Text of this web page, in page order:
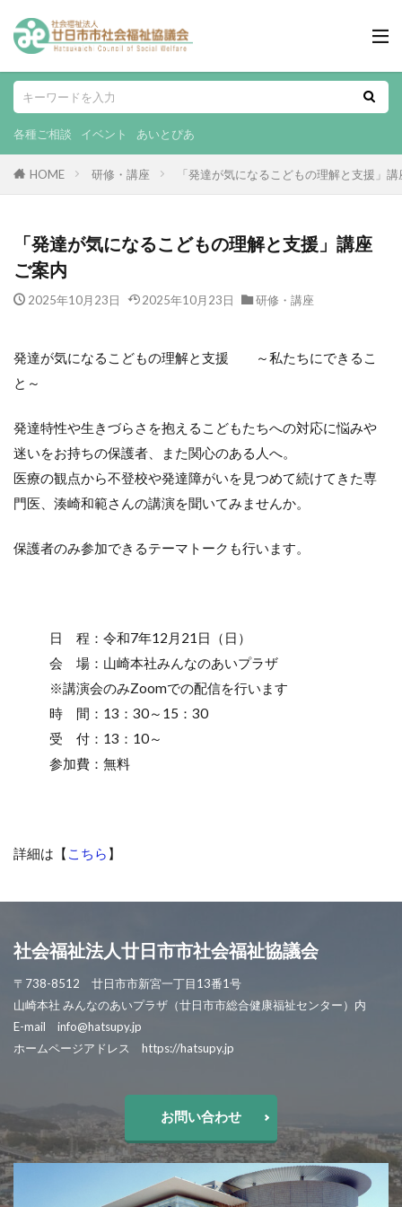
各種ご相談 イベント あいとぴあ
HOME 研修・講座 「発達が気になるこどもの理解と支援」
「発達が気になるこどもの理解と支援」講座
ご案内
2025年10月23日 2025年10月23日 研修・講座
発達が気になるこどもの理解と支援 ～私たちにできるこ
と～
発達特性や生きづらさを抱えるこどもたちへの対応に悩みや
迷いをお持ちの保護者、また関心のある人へ。
医療の観点から不登校や発達障がいを見つめて続けてきた専
門医、湊崎和範さんの講演を聞いてみませんか。
保護者のみ参加できるテーマトークも行います。
日 程：令和7年12月21日（日）
会 場：山崎本社みんなのあいプラザ
※講演会のみZoomでの配信を行います
時 間：13：30～15：30
受 付：13：10～
参加費：無料
詳細は【 こちら 】
社会福祉法人廿日市市社会福祉協議会
〒738-8512 廿日市市新宮一丁目13番1号
山崎本社 みんなのあいプラザ（廿日市市総合健康福祉センター）内
E-mail info@hatsupy.jp
ホームページアドレス https://hatsupy.jp
お問い合わせ